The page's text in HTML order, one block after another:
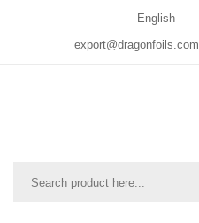
English
export@dragonfoils.com